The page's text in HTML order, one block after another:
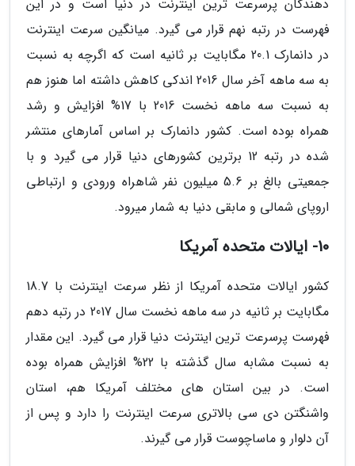
دهندگان پرسرعت ترین اینترنت در دنیا است و در این
فهرست در رتبه نهم قرار می گیرد. میانگین سرعت اینترنت
در دانمارک 20.1 مگابایت بر ثانیه است که اگرچه به نسبت
به سه ماهه آخر سال 2016 اندکی کاهش داشته اما هنوز هم
به نسبت سه ماهه نخست 2016 با 17% افزایش و رشد
همراه بوده است. کشور دانمارک بر اساس آمارهای منتشر
شده در رتبه 12 برترین کشورهای دنیا قرار می گیرد و با
جمعیتی بالغ بر 5.6 میلیون نفر شاهراه ورودی و ارتباطی
اروپای شمالی و مابقی دنیا به شمار میرود.
10- ایالات متحده آمریکا
کشور ایالات متحده آمریکا از نظر سرعت اینترنت با 18.7
مگابایت بر ثانیه در سه ماهه نخست سال 2017 در رتبه دهم
فهرست پرسرعت ترین اینترنت دنیا قرار می گیرد. این مقدار
به نسبت مشابه سال گذشته با 22% افزایش همراه بوده
است. در بین استان های مختلف آمریکا هم، استان
واشنگتن دی سی بالاتری سرعت اینترنت را دارد و پس از
آن دلوار و ماساچوست قرار می گیرند.